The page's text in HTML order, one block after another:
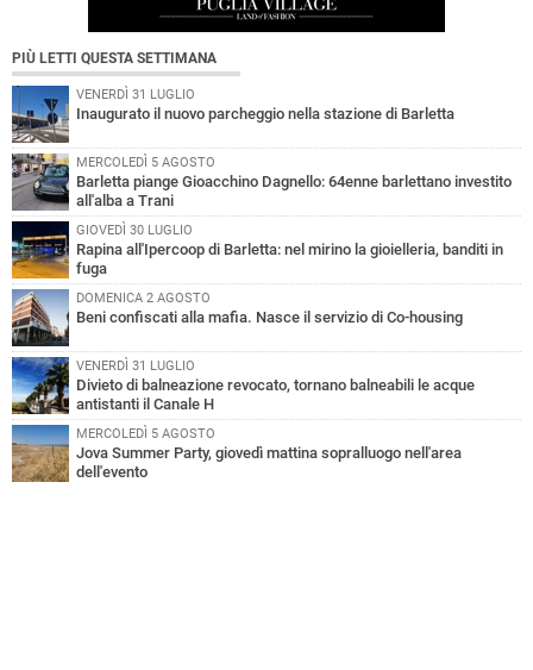
PIÙ LETTI QUESTA SETTIMANA
VENERDÌ 31 LUGLIO
Inaugurato il nuovo parcheggio nella stazione di Barletta
MERCOLEDÌ 5 AGOSTO
Barletta piange Gioacchino Dagnello: 64enne barlettano investito
all'alba a Trani
GIOVEDÌ 30 LUGLIO
Rapina all'Ipercoop di Barletta: nel mirino la gioielleria, banditi in
fuga
DOMENICA 2 AGOSTO
Beni confiscati alla mafia. Nasce il servizio di Co-housing
VENERDÌ 31 LUGLIO
Divieto di balneazione revocato, tornano balneabili le acque
antistanti il Canale H
MERCOLEDÌ 5 AGOSTO
Jova Summer Party, giovedì mattina sopralluogo nell'area
dell'evento